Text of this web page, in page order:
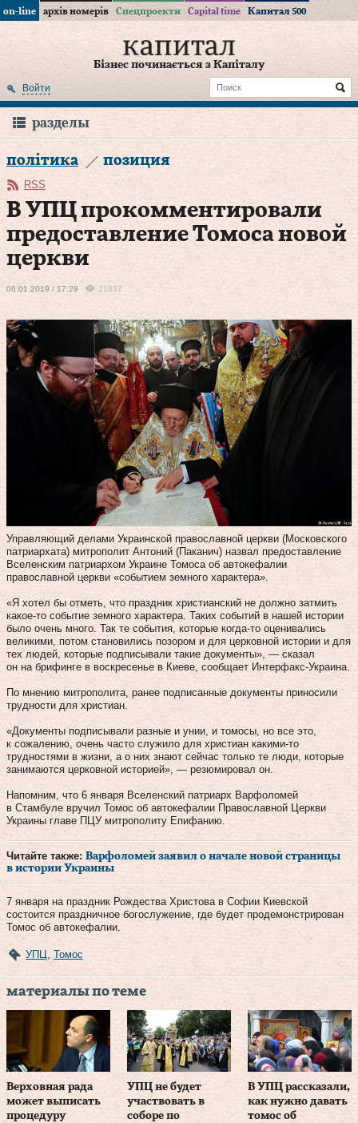
on-line архів номерів Спецпроекти Capital time Капитал 500
Бізнес починається з Капіталу
Войти
разделы
політика позиция
RSS
В УПЦ прокомментировали
предоставление Томоса новой
церкви
06.01.2019 / 17:29 21937
Управляющий делами Украинской православной церкви (Московского
патриархата) митрополит Антоний (Паканич) назвал предоставление
Вселенским патриархом Украине Томоса об автокефалии
православной церкви «событием земного характера».
«Я хотел бы отметь, что праздник христианский не должно затмить
какое-то событие земного характера. Таких событий в нашей истории
было очень много. Так те события, которые когда-то оценивались
великими, потом становились позором и для церковной истории и для
тех людей, которые подписывали такие документы», — сказал
он на брифинге в воскресенье в Киеве, сообщает Интерфакс-Украина.
По мнению митрополита, ранее подписанные документы приносили
трудности для христиан.
«Документы подписывали разные и унии, и томосы, но все это,
к сожалению, очень часто служило для христиан какими-то
трудностями в жизни, а о них знают сейчас только те люди, которые
занимаются церковной историей», — резюмировал он.
Напомним, что 6 января Вселенский патриарх Варфоломей
в Стамбуле вручил Томос об автокефалии Православной Церкви
Украины главе ПЦУ митрополиту Епифанию.
Читайте также: Варфоломей заявил о начале новой страницы
в истории Украины
7 января на праздник Рождества Христова в Софии Киевской
состоится праздничное богослужение, где будет продемонстрирован
Томос об автокефалии.
УПЦ Томос
материалы по теме
Верховная рада
может выписать
процедуру
УПЦ не будет
участвовать в
соборе по
В УПЦ рассказали,
как нужно давать
томос об